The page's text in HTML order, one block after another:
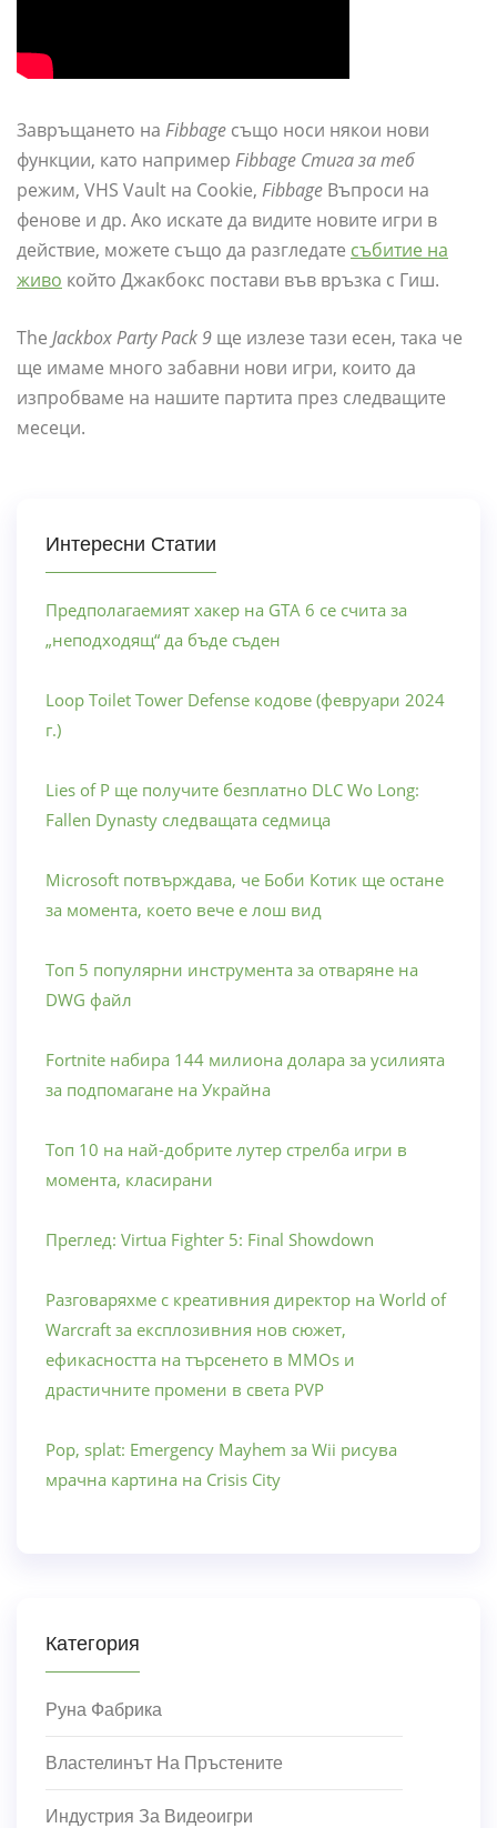
Завръщането на Fibbage също носи някои нови
функции, като например Fibbage Стига за теб
режим, VHS Vault на Cookie, Fibbage Въпроси на
фенове и др. Ако искате да видите новите игри в
действие, можете също да разгледате събитие на
живо който Джакбокс постави във връзка с Гиш.
The Jackbox Party Pack 9 ще излезе тази есен, така че
ще имаме много забавни нови игри, които да
изпробваме на нашите партита през следващите
месеци.
Интересни Статии
Предполагаемият хакер на GTA 6 се счита за
„неподходящ“ да бъде съден
Loop Toilet Tower Defense кодове (февруари 2024
г.)
Lies of P ще получите безплатно DLC Wo Long:
Fallen Dynasty следващата седмица
Microsoft потвърждава, че Боби Котик ще остане
за момента, което вече е лош вид
Топ 5 популярни инструмента за отваряне на
DWG файл
Fortnite набира 144 милиона долара за усилията
за подпомагане на Украйна
Топ 10 на най-добрите лутер стрелба игри в
момента, класирани
Преглед: Virtua Fighter 5: Final Showdown
Разговаряхме с креативния директор на World of
Warcraft за експлозивния нов сюжет,
ефикасността на търсенето в MMOs и
драстичните промени в света PVP
Pop, splat: Emergency Mayhem за Wii рисува
мрачна картина на Crisis City
Категория
Руна Фабрика
Властелинът На Пръстените
Индустрия За Видеоигри